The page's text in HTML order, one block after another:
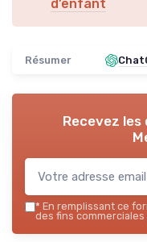
d’enfant
Résumer
Recevez
* En remplissant ce
des fins